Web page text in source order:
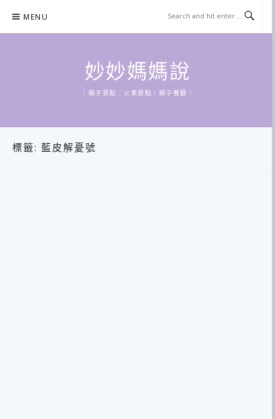
content
MENU
妙妙媽媽說
｜親子景點｜火車景點｜親子餐廳｜
標籤: 藍皮解憂號